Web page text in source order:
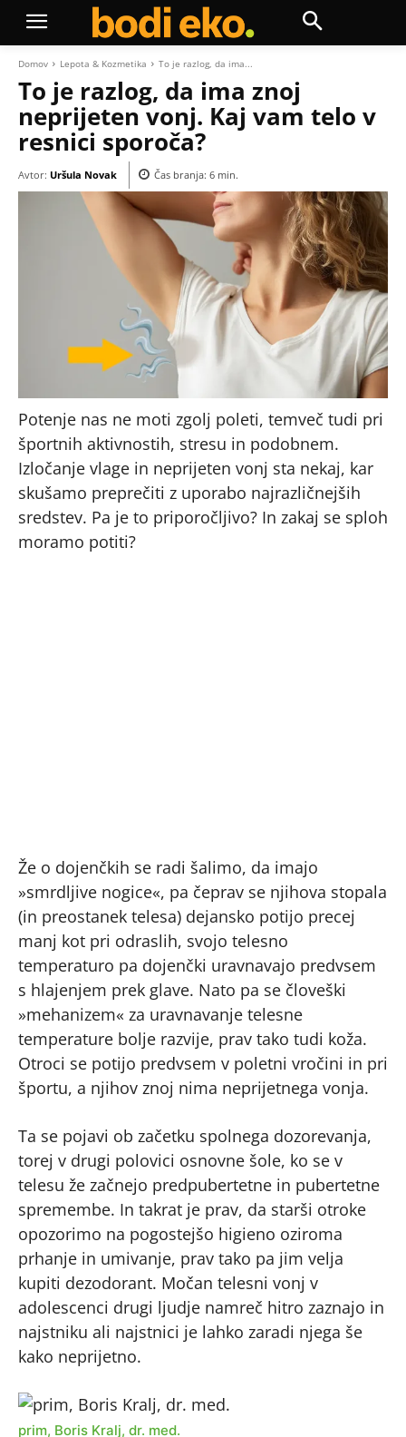
Domov Lepota & Kozmetika To je razlog, da ima...
To je razlog, da ima znoj
neprijeten vonj. Kaj vam telo v
resnici sporoča?
Avtor: Uršula Novak Čas branja: 6 min.
Potenje nas ne moti zgolj poleti, temveč tudi pri
športnih aktivnostih, stresu in podobnem.
Izločanje vlage in neprijeten vonj sta nekaj, kar
skušamo preprečiti z uporabo najrazličnejših
sredstev. Pa je to priporočljivo? In zakaj se sploh
moramo potiti?
Že o dojenčkih se radi šalimo, da imajo
»smrdljive nogice«, pa čeprav se njihova stopala
(in preostanek telesa) dejansko potijo precej
manj kot pri odraslih, svojo telesno
temperaturo pa dojenčki uravnavajo predvsem
s hlajenjem prek glave. Nato pa se človeški
»mehanizem« za uravnavanje telesne
temperature bolje razvije, prav tako tudi koža.
Otroci se potijo predvsem v poletni vročini in pri
športu, a njihov znoj nima neprijetnega vonja.
Ta se pojavi ob začetku spolnega dozorevanja,
torej v drugi polovici osnovne šole, ko se v
telesu že začnejo predpubertetne in pubertetne
spremembe. In takrat je prav, da starši otroke
opozorimo na pogostejšo higieno oziroma
prhanje in umivanje, prav tako pa jim velja
kupiti dezodorant. Močan telesni vonj v
adolescenci drugi ljudje namreč hitro zaznajo in
najstniku ali najstnici je lahko zaradi njega še
kako neprijetno.
prim, Boris Kralj, dr. med.